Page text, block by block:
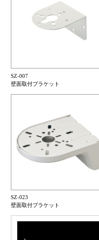
SZ-007
壁面取付ブラケット
SZ-023
壁面取付ブラケット